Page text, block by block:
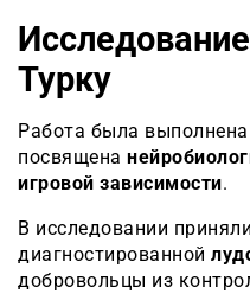
Турку
Работа была выполнена
посвящена
игровой зависимости.
В исследовании
диагностированной
добровольцы из